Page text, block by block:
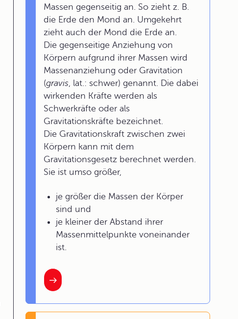
Massen gegenseitig an. So zieht z. B.
die Erde den Mond an. Umgekehrt
zieht auch der Mond die Erde an.
Die gegenseitige Anziehung von
Körpern aufgrund ihrer Massen wird
Massenanziehung oder Gravitation
(gravis , lat.: schwer) genannt. Die dabei
wirkenden Kräfte werden als
Schwerkräfte oder als
Gravitationskräfte bezeichnet.
Die Gravitationskraft zwischen zwei
Körpern kann mit dem
Gravitationsgesetz berechnet werden.
Sie ist umso größer,
je größer die Massen der Körper
sind und
je kleiner der Abstand ihrer
Massenmittelpunkte voneinander
ist.